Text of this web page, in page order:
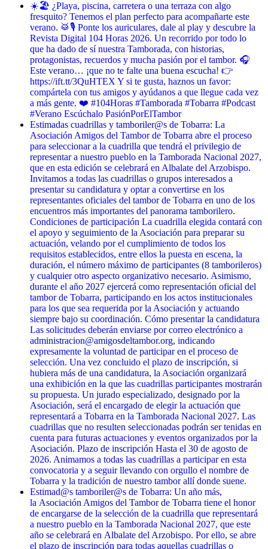
☀️🏖️ ¿Playa, piscina, carretera o una terraza con algo
fresquito? Tenemos el plan perfecto para acompañarte este
verano. 🥁🎙️ Ponte los auriculares, dale al play y descubre la
Revista Digital 104 Horas 2026. Un recorrido por todo lo
que ha dado de sí nuestra Tamborada, con historias,
protagonistas, recuerdos y mucha pasión por el tambor. 🎧
Este verano… ¡que no te falte una buena escucha! 👉
https://ift.tt/3QuHTEX Y si te gusta, haznos un favor:
compártela con tus amigos y ayúdanos a que llegue cada vez
a más gente. ❤️ #104Horas #Tamborada #Tobarra #Podcast
#Verano Escúchalo PasiónPorElTambor
Estimadas cuadrillas y tamboriler@s de Tobarra: La
Asociación Amigos del Tambor de Tobarra abre el proceso
para seleccionar a la cuadrilla que tendrá el privilegio de
representar a nuestro pueblo en la Tamborada Nacional 2027,
que en esta edición se celebrará en Albalate del Arzobispo.
Invitamos a todas las cuadrillas o grupos interesados a
presentar su candidatura y optar a convertirse en los
representantes oficiales del tambor de Tobarra en uno de los
encuentros más importantes del panorama tamborilero.
Condiciones de participación La cuadrilla elegida contará con
el apoyo y seguimiento de la Asociación para preparar su
actuación, velando por el cumplimiento de todos los
requisitos establecidos, entre ellos la puesta en escena, la
duración, el número máximo de participantes (8 tamborileros)
y cualquier otro aspecto organizativo necesario. Asimismo,
durante el año 2027 ejercerá como representación oficial del
tambor de Tobarra, participando en los actos institucionales
para los que sea requerida por la Asociación y actuando
siempre bajo su coordinación. Cómo presentar la candidatura
Las solicitudes deberán enviarse por correo electrónico a
administracion@amigosdeltambor.org, indicando
expresamente la voluntad de participar en el proceso de
selección. Una vez concluido el plazo de inscripción, si
hubiera más de una candidatura, la Asociación organizará
una exhibición en la que las cuadrillas participantes mostrarán
su propuesta. Un jurado especializado, designado por la
Asociación, será el encargado de elegir la actuación que
representará a Tobarra en la Tamborada Nacional 2027. Las
cuadrillas que no resulten seleccionadas podrán ser tenidas en
cuenta para futuras actuaciones y eventos organizados por la
Asociación. Plazo de inscripción Hasta el 30 de agosto de
2026. Animamos a todas las cuadrillas a participar en esta
convocatoria y a seguir llevando con orgullo el nombre de
Tobarra y la tradición de nuestro tambor allí donde suene.
Estimad@s tamboriler@s de Tobarra: Un año más,
la Asociación Amigos del Tambor de Tobarra tiene el honor
de encargarse de la selección de la cuadrilla que representará
a nuestro pueblo en la Tamborada Nacional 2027, que este
año se celebrará en Albalate del Arzobispo. Por ello, se abre
el plazo de inscripción para todas aquellas cuadrillas o